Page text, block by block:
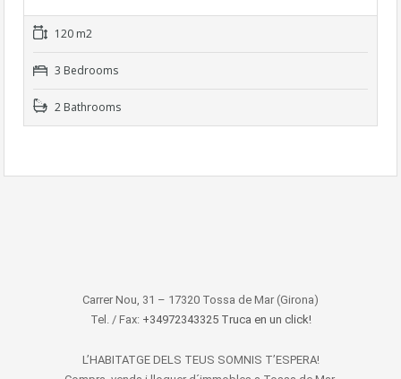
120 m2
3 Bedrooms
2 Bathrooms
Carrer Nou, 31 – 17320 Tossa de Mar (Girona)
Tel. / Fax: +34972343325 Truca en un click!
L’HABITATGE DELS TEUS SOMNIS T’ESPERA!